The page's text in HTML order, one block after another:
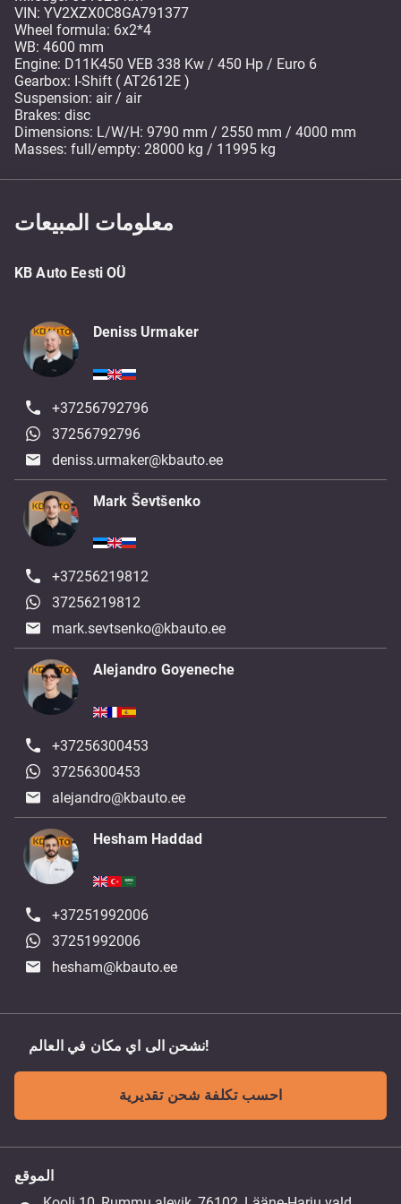
VIN: YV2XZX0C8GA791377
Wheel formula: 6x2*4
WB: 4600 mm
Engine: D11K450 VEB 338 Kw / 450 Hp / Euro 6
Gearbox: I-Shift ( AT2612E )
Suspension: air / air
Brakes: disc
Dimensions: L/W/H: 9790 mm / 2550 mm / 4000 mm
Masses: full/empty: 28000 kg / 11995 kg
معلومات المبيعات
KB Auto Eesti OÜ
Deniss Urmaker
+37256792796
37256792796
deniss.urmaker@kbauto.ee
Mark Ševtšenko
+37256219812
37256219812
mark.sevtsenko@kbauto.ee
Alejandro Goyeneche
+37256300453
37256300453
alejandro@kbauto.ee
Hesham Haddad
+37251992006
37251992006
hesham@kbauto.ee
نشحن الى اي مكان في العالم!
احسب تكلفة شحن تقديرية
الموقع